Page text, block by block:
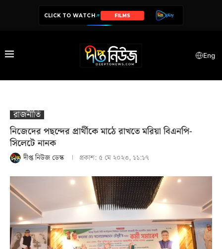
CLICK TO WATCH SERIES
Eng
রাজনীতি
নিজেদের পছন্দের প্রার্থীকে মাঠে রাখতে মরিয়া বিএনপি-
সিলেটে নানক
দীপ্ত নিউজ ডেস্ক প্রকাশ: ৫ মে ২০২৩, ১১:১৭